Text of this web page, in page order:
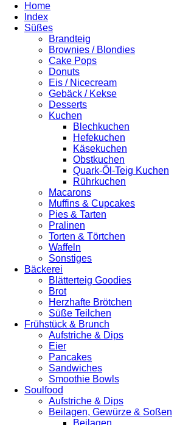
Home
Index
Süßes
Brandteig
Brownies / Blondies
Cake Pops
Donuts
Eis / Nicecream
Gebäck / Kekse
Desserts
Kuchen
Blechkuchen
Hefekuchen
Käsekuchen
Obstkuchen
Quark-Öl-Teig Kuchen
Rührkuchen
Macarons
Muffins & Cupcakes
Pies & Tarten
Pralinen
Torten & Törtchen
Waffeln
Sonstiges
Bäckerei
Blätterteig Goodies
Brot
Herzhafte Brötchen
Süße Teilchen
Frühstück & Brunch
Aufstriche & Dips
Eier
Pancakes
Sandwiches
Smoothie Bowls
Soulfood
Aufstriche & Dips
Beilagen, Gewürze & Soßen